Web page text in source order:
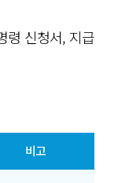
령 신청서, 지급
비고